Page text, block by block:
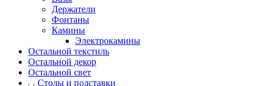
Держатели
Фонтаны
Камины
Электрокамины
Остальной текстиль
Остальной декор
Остальной свет
Столы и подставки